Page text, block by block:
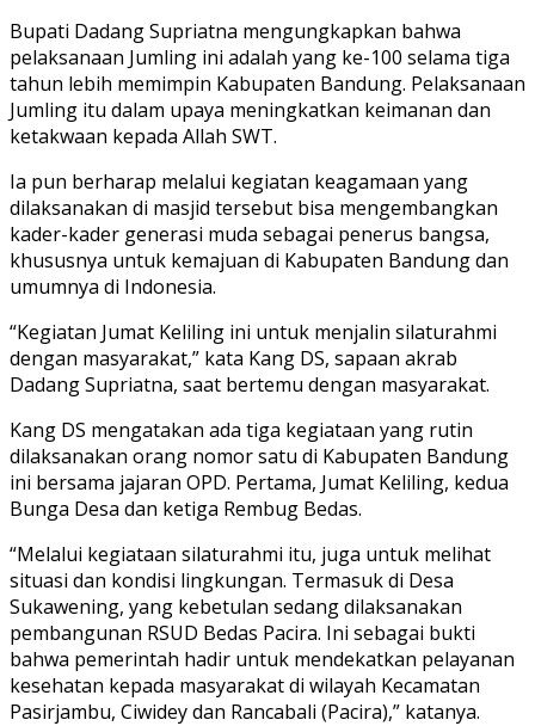
Bupati Dadang Supriatna mengungkapkan bahwa
pelaksanaan Jumling ini adalah yang ke-100 selama tiga
tahun lebih memimpin Kabupaten Bandung. Pelaksanaan
Jumling itu dalam upaya meningkatkan keimanan dan
ketakwaan kepada Allah SWT.
Ia pun berharap melalui kegiatan keagamaan yang
dilaksanakan di masjid tersebut bisa mengembangkan
kader-kader generasi muda sebagai penerus bangsa,
khususnya untuk kemajuan di Kabupaten Bandung dan
umumnya di Indonesia.
“Kegiatan Jumat Keliling ini untuk menjalin silaturahmi
dengan masyarakat,” kata Kang DS, sapaan akrab
Dadang Supriatna, saat bertemu dengan masyarakat.
Kang DS mengatakan ada tiga kegiataan yang rutin
dilaksanakan orang nomor satu di Kabupaten Bandung
ini bersama jajaran OPD. Pertama, Jumat Keliling, kedua
Bunga Desa dan ketiga Rembug Bedas.
“Melalui kegiataan silaturahmi itu, juga untuk melihat
situasi dan kondisi lingkungan. Termasuk di Desa
Sukawening, yang kebetulan sedang dilaksanakan
pembangunan RSUD Bedas Pacira. Ini sebagai bukti
bahwa pemerintah hadir untuk mendekatkan pelayanan
kesehatan kepada masyarakat di wilayah Kecamatan
Pasirjambu, Ciwidey dan Rancabali (Pacira),” katanya.